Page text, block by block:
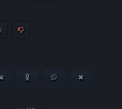
в Telegram
Поделиться ВКонтактеПоделиться в
Поделиться в